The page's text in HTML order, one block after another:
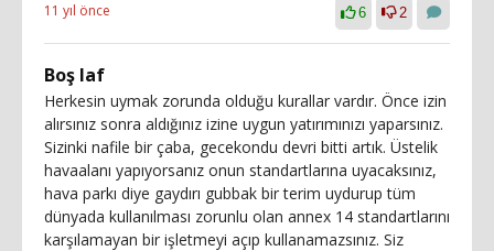
11 yıl önce 6 2
Boş laf
Herkesin uymak zorunda olduğu kurallar vardır. Önce izin
alırsınız sonra aldığınız izine uygun yatırımınızı yaparsınız.
Sizinki nafile bir çaba, gecekondu devri bitti artık. Üstelik
havaalanı yapıyorsanız onun standartlarına uyacaksınız,
hava parkı diye gaydırı gubbak bir terim uydurup tüm
dünyada kullanılması zorunlu olan annex 14 standartlarını
karşılamayan bir işletmeyi açıp kullanamazsınız. Siz